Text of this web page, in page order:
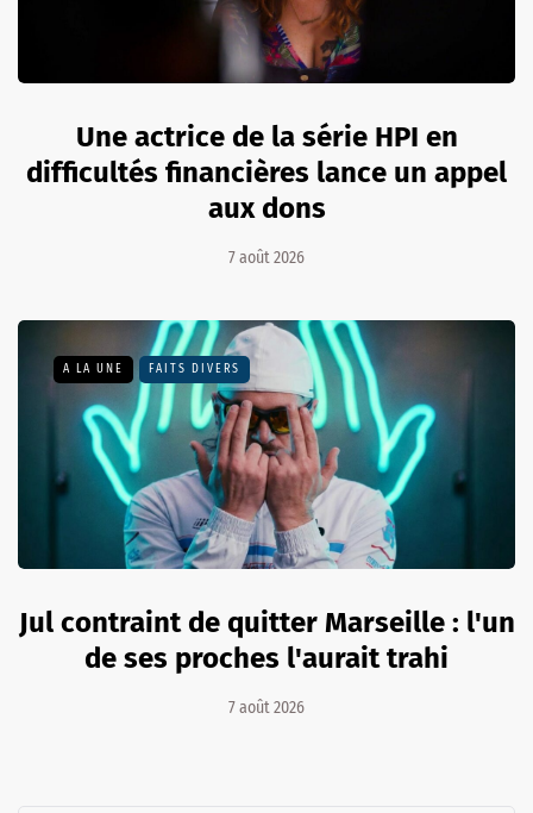
Une actrice de la série HPI en
difficultés financières lance un appel
aux dons
7 août 2026
A LA UNE FAITS DIVERS
Jul contraint de quitter Marseille : l'un
de ses proches l'aurait trahi
7 août 2026